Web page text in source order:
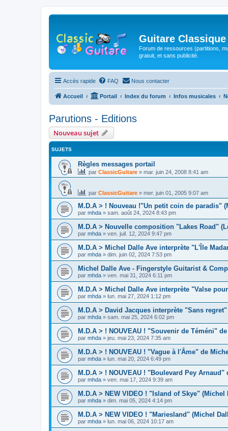
Guitare Classique
Forum de ressources (partitions,
gratuit, et sans publicité.
Accès rapide FAQ Nous contacter
Accueil Portail Index du forum Infos musicales
Parutions - Editions
Nouveau sujet
SUJETS
Règles messages portail
par ClassicGuitare » mar. juin 24, 2008 8:41 am
par ClassicGuitare » mer. juin 01, 2005 9:07 am
M.D.A > ! Nouveau !"Un petit coin de paradis"
par mhda » sam. août 24, 2024 8:43 pm
M.D.A > Nouvelle composition "Lakes Road"
par mhda » ven. juil. 12, 2024 9:47 pm
M.D.A > Michel Dalle Ave interprète "L'Île
par mhda » dim. juin 02, 2024 7:53 pm
Michel Dalle Ave - Fingerstyle Guitarist &
par mhda » ven. mai 31, 2024 6:11 pm
M.D.A > Michel Dalle Ave interprète "Valse
par mhda » lun. mai 27, 2024 1:12 pm
M.D.A > David Jacques interprète "Sans
par mhda » sam. mai 25, 2024 6:02 pm
M.D.A > ! NOUVEAU ! "Souvenir de Téméni"
par mhda » jeu. mai 23, 2024 7:35 am
M.D.A > ! NOUVEAU ! "Vague à l'Âme" de
par mhda » lun. mai 20, 2024 6:49 pm
M.D.A > ! NOUVEAU ! "Boulevard Pey
par mhda » ven. mai 17, 2024 9:39 am
M.D.A > NEW VIDEO ! "Island of Skye" (Michel
par mhda » dim. mai 05, 2024 4:14 pm
M.D.A > NEW VIDEO ! "Mariesland" (Michel
par mhda » lun. mai 06, 2024 10:17 am